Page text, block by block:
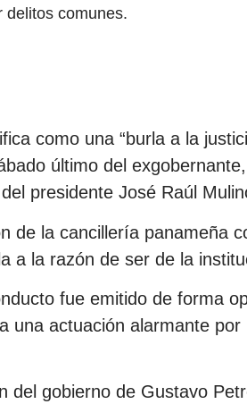
delitos comunes.
como una “burla a la
último del
presidente José Raúl
de la cancillería panameña
a la razón de ser de la
fue emitido de forma
una actuación alarmante por
del gobierno de Gustavo